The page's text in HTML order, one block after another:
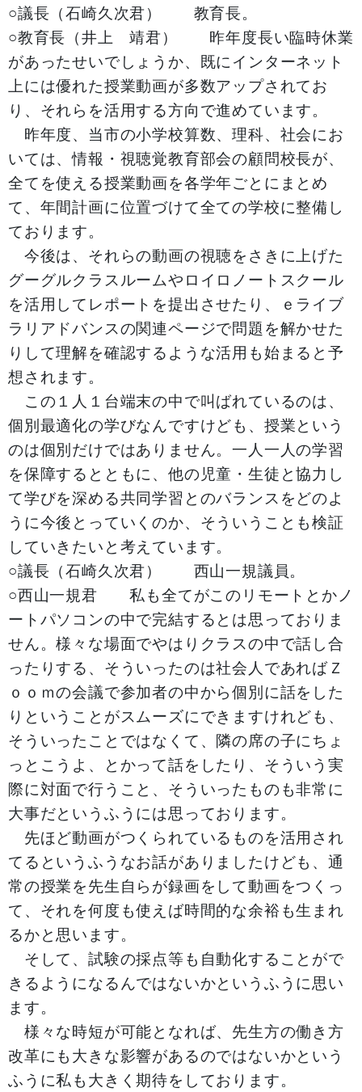
○議長（石崎久次君） 教育長。
○教育長（井上 靖君） 昨年度長い臨時休業
があったせいでしょうか、既にインターネット
上には優れた授業動画が多数アップされてお
り、それらを活用する方向で進めています。
昨年度、当市の小学校算数、理科、社会にお
いては、情報・視聴覚教育部会の顧問校長が、
全てを使える授業動画を各学年ごとにまとめ
て、年間計画に位置づけて全ての学校に整備し
ております。
今後は、それらの動画の視聴をさきに上げた
グーグルクラスルームやロイロノートスクール
を活用してレポートを提出させたり、ｅライブ
ラリアドバンスの関連ページで問題を解かせた
りして理解を確認するような活用も始まると予
想されます。
この１人１台端末の中で叫ばれているのは、
個別最適化の学びなんですけども、授業という
のは個別だけではありません。一人一人の学習
を保障するとともに、他の児童・生徒と協力し
て学びを深める共同学習とのバランスをどのよ
うに今後とっていくのか、そういうことも検証
していきたいと考えています。
○議長（石崎久次君） 西山一規議員。
○西山一規君 私も全てがこのリモートとかノ
ートパソコンの中で完結するとは思っておりま
せん。様々な場面でやはりクラスの中で話し合
ったりする、そういったのは社会人であればＺ
ｏｏｍの会議で参加者の中から個別に話をした
りということがスムーズにできますけれども、
そういったことではなくて、隣の席の子にちょ
っとこうよ、とかって話をしたり、そういう実
際に対面で行うこと、そういったものも非常に
大事だというふうには思っております。
先ほど動画がつくられているものを活用され
てるというふうなお話がありましたけども、通
常の授業を先生自らが録画をして動画をつくっ
て、それを何度も使えば時間的な余裕も生まれ
るかと思います。
そして、試験の採点等も自動化することがで
きるようになるんではないかというふうに思い
ます。
様々な時短が可能となれば、先生方の働き方
改革にも大きな影響があるのではないかという
ふうに私も大きく期待をしております。